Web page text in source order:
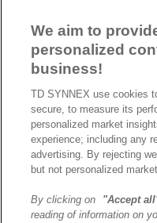
Besoin de prendre votre
de problème. Peur de
grâce au Book Cover
des rayures. Même elle
A propos de TD SYNNEX
Historique
Travailler chez TD SYNNEX
We aim to
personalized
business!
TD SYNNEX use cookies
secure, to measure its
personalized market
experience; including any
advertising. By rejecting
but not personalized
By clicking on "Accept
reading of information on